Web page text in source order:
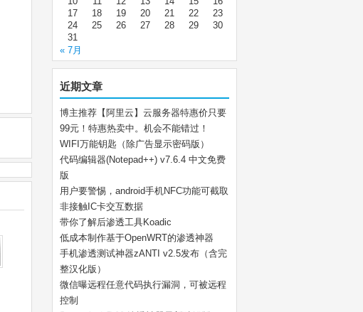
17
18 19 20 21 22
23
24
25 26 27 28 29
30
31
« 7月
近期文章
博主推荐【阿里云】云服务器特惠价只要
99元！特惠热卖中。机会不能错过！
WIFI万能钥匙（除广告显示密码版）
代码编辑器(Notepad++) v7.6.4 中文免费
版
用户要警惕，android手机NFC功能可截取
非接触IC卡交互数据
带你了解后渗透工具Koadic
低成本制作基于OpenWRT的渗透神器
手机渗透测试神器zANTI v2.5发布（含完
整汉化版）
微信曝远程任意代码执行漏洞，可被远程
控制